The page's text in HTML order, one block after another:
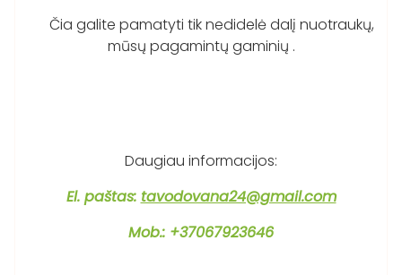
Čia galite pamatyti tik nedidelė dalį nuotraukų,
mūsų pagamintų gaminių .
Daugiau informacijos:
El. paštas: tavodovana24@gmail.com
Mob.: +37067923646